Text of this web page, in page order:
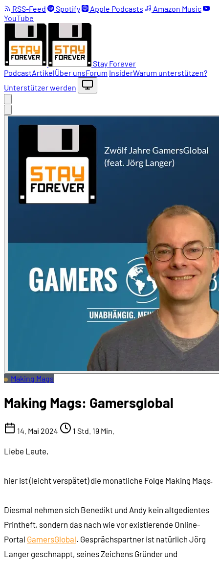
RSS-Feed Spotify Apple Podcasts
Amazon Music
YouTube
Stay Forever
PodcastArtikelÜber unsForum InsiderWarum unterstützen?
Unterstützer werden
Making Mags
Making Mags: Gamersglobal
14. Mai 2024 1 Std. 19 Min.
Liebe Leute,
hier ist (leicht verspätet) die monatliche Folge Making Mags.
Diesmal nehmen sich Benedikt und Andy kein altgedientes
Printheft, sondern das nach wie vor existierende Online-
Portal GamersGlobal. Gesprächspartner ist natürlich Jörg
Langer geschnappt, seines Zeichens Gründer und